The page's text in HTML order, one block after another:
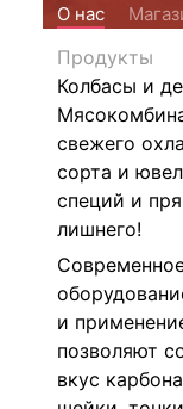
О нас
Продукты
Колбасы и
свежего
сорта и
специй и
лишнего!
и
позволяют
вкус